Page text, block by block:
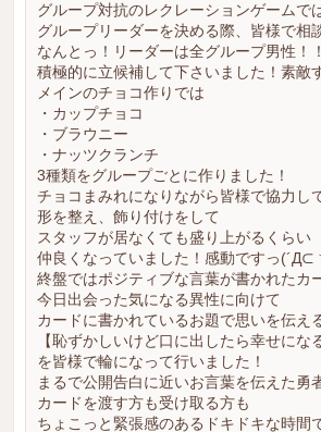
グループ対抗のレクレーションゲームで
グループリーダーを決める際、皆様で相
なんとっ！リーダーは全グループ男性！
積極的に立候補して下さいました！素敵
メインのチョコ作りでは
・カップチョコ
・ブラウニー
・ナッツクランチ
3種類をグループごとに作りました！
チョコまみれになりながら皆様で協力し
形を整え、飾り付けをして
スタッフが居なくても盛り上がるくらい
仲良くなっていました！感動ですっ(´Д⊂
終盤ではポジティブな言葉が書かれたカ
今日出会った気になる異性に向けて
カードに書かれているお題で思いを伝え
【恥ずかしいけど口に出したら幸せにな
を皆様で輪になって行いました！
まるで公開告白に近いお言葉を伝えた
カードを渡す方も受け取る方も
ちょこっと緊張感のあるドキドキな時間